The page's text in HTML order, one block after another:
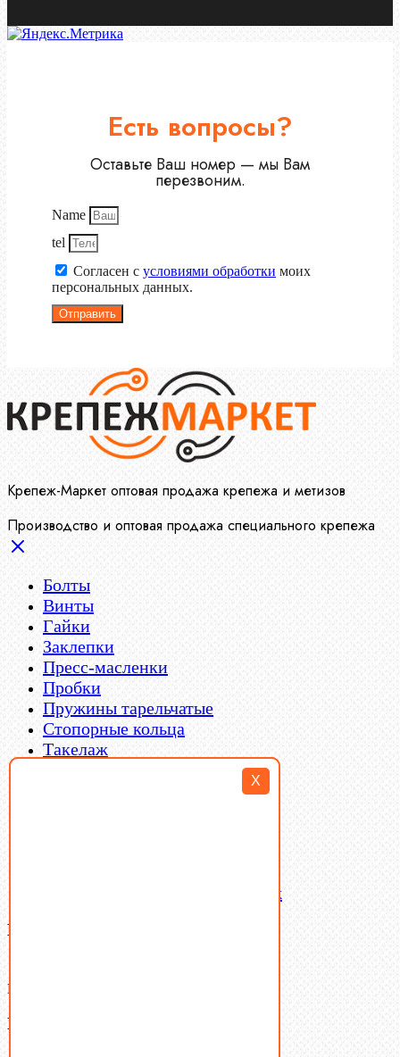
X
Есть вопросы?
Оставьте Ваш номер — мы Вам
перезвоним.
Name
tel
Согласен с условиями обработки моих
персональных данных.
Отправить
Крепеж-Маркет оптовая продажа крепежа и метизов
Производство и оптовая продажа специального крепежа
Болты
Винты
Гайки
Заклепки
Пресс-масленки
Пробки
Пружины тарельчатые
Стопорные кольца
Такелаж
Латунный и бронзовый крепеж
Ваша корзина
В корзине нет товаров.
Поиск